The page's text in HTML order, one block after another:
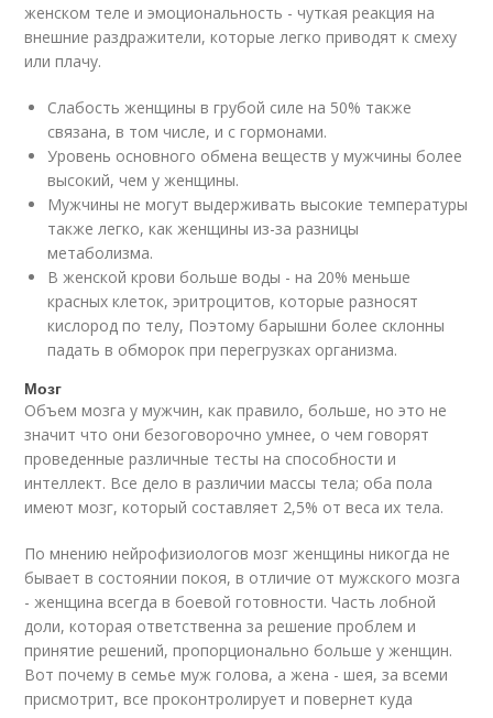
женском теле и эмоциональность - чуткая реакция на
внешние раздражители, которые легко приводят к смеху
или плачу.
Слабость женщины в грубой силе на 50% также
связана, в том числе, и с гормонами.
Уровень основного обмена веществ у мужчины более
высокий, чем у женщины.
Мужчины не могут выдерживать высокие температуры
также легко, как женщины из-за разницы
метаболизма.
В женской крови больше воды - на 20% меньше
красных клеток, эритроцитов, которые разносят
кислород по телу, Поэтому барышни более склонны
падать в обморок при перегрузках организма.
Мозг
Объем мозга у мужчин, как правило, больше, но это не
значит что они безоговорочно умнее, о чем говорят
проведенные различные тесты на способности и
интеллект. Все дело в различии массы тела; оба пола
имеют мозг, который составляет 2,5% от веса их тела.
По мнению нейрофизиологов мозг женщины никогда не
бывает в состоянии покоя, в отличие от мужского мозга
- женщина всегда в боевой готовности. Часть лобной
доли, которая ответственна за решение проблем и
принятие решений, пропорционально больше у женщин.
Вот почему в семье муж голова, а жена - шея, за всеми
присмотрит, все проконтролирует и повернет куда